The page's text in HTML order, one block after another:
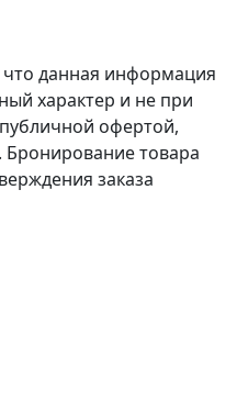
данная информация
характер и не при
публичной офертой,
Бронирование товара
заказа